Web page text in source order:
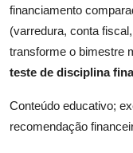
financiamento
(varredura, conta
transforme o bimestre
teste de disciplina
Conteúdo educativo;
recomendação